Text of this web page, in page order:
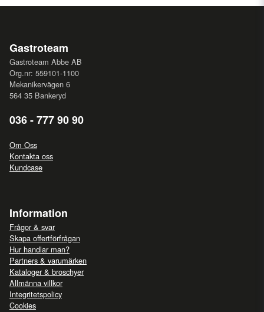
Gastroteam
Gastroteam Abbe AB
Org.nr: 559101-1100
Mekanikervägen 6
564 35 Bankeryd
036 - 777 90 90
Om Oss
Kontakta oss
Kundcase
Information
Frågor & svar
Skapa offertförfrågan
Hur handlar man?
Partners & varumärken
Kataloger & broschyer
Allmänna villkor
Integritetspolicy
Cookies